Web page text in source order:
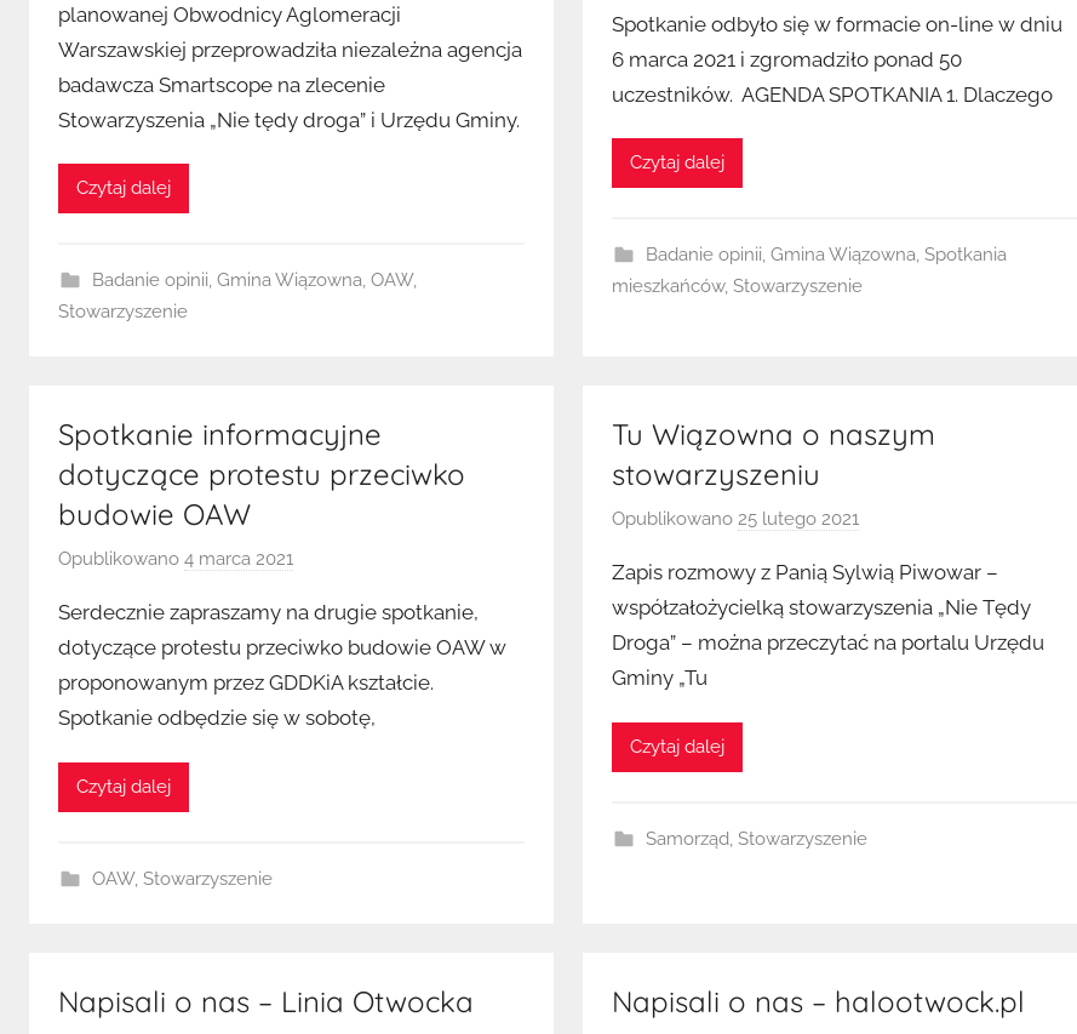
z
K
u
planowanej Obwodnicy Aglomeracji
Warszawskiej przeprowadziła niezależna agencja
badawcza Smartscope na zlecenie
Stowarzyszenia „Nie tędy droga” i Urzędu Gminy.
Czytaj dalej
Badanie opinii, Gmina Wiązowna, OAW,
Stowarzyszenie
z
e
z
Spotkanie odbyło się w formacie on-line w dniu
6 marca 2021 i zgromadziło ponad 50
uczestników. AGENDA SPOTKANIA 1. Dlaczego
Czytaj dalej
Badanie opinii, Gmina Wiązowna, Spotkania
mieszkańców,Stowarzyszenie
Spotkanie informacyjne
dotyczące protestu przeciwko
budowie OAW
Opublikowano 4 marca 2021
z
e
z
K
Serdecznie zapraszamy na drugie spotkanie,
dotyczące protestu przeciwko budowie OAW w
proponowanym przez GDDKiA kształcie.
Spotkanie odbędzie się w sobotę,
Czytaj dalej
OAW, Stowarzyszenie
Tu Wiązowna o naszym
stowarzyszeniu
Opublikowano25 lutego 2021
z
e
z
Zapis rozmowy z Panią Sylwią Piwowar –
współzałożycielką stowarzyszenia „Nie Tędy
Droga” – można przeczytać na portalu Urzędu
Gminy „Tu
Czytaj dalej
Samorząd Stowarzyszenie
Napisali o nas – Linia Otwocka Napisali o nas – halootwock.pl